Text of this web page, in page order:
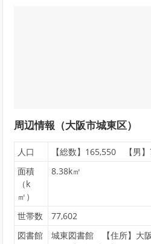
周辺情報（大阪市城東区）
人口
【総数】165,550 【男
面積
（k
㎡）
8.38k㎡
世帯数
77,602
図書館
城東図書館 【住所】大